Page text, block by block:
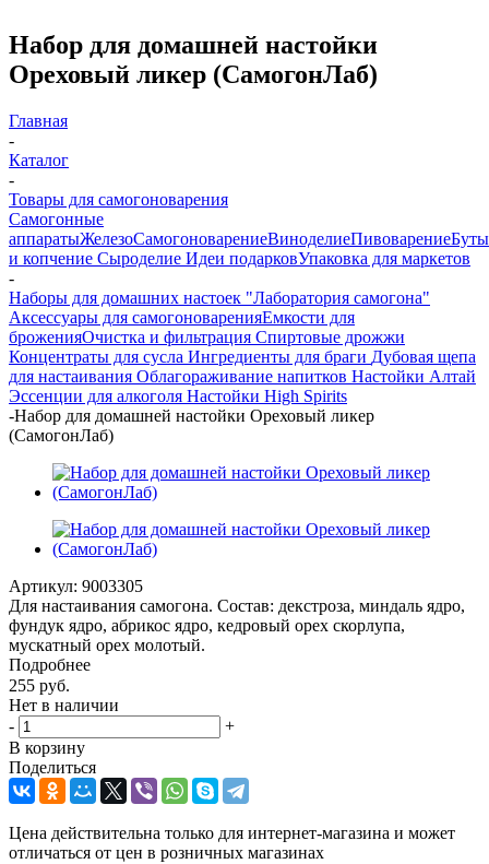
Набор для домашней настойки
Ореховый ликер (СамогонЛаб)
Главная
-
Каталог
-
Товары для самогоноварения
Самогонные
аппаратыЖелезоСамогоноварениеВиноделиеПивоварение
и копчение Сыроделие Идеи подарковУпаковка для маркетов
-
Наборы для домашних настоек "Лаборатория самогона"
Аксессуары для самогоноваренияЕмкости для
броженияОчистка и фильтрация Спиртовые дрожжи
Концентраты для сусла Ингредиенты для браги Дубовая щепа
для настаивания Облагораживание напитков Настойки Алтай
Эссенции для алкоголя Настойки High Spirits
-Набор для домашней настойки Ореховый ликер
(СамогонЛаб)
Артикул: 9003305
Для настаивания самогона. Состав: декстроза, миндаль ядро,
фундук ядро, абрикос ядро, кедровый орех скорлупа,
мускатный орех молотый.
Подробнее
255 руб.
Нет в наличии
-
+
В корзину
Поделиться
Цена действительна только для интернет-магазина и может
отличаться от цен в розничных магазинах